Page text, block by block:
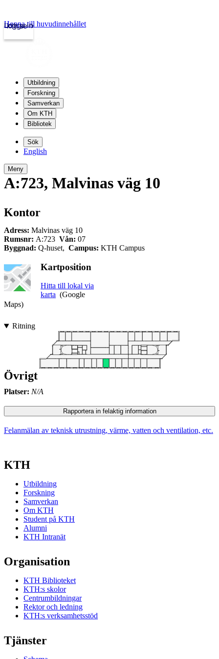
kth.se
Logga in
Hoppa till huvudinnehållet
Utbildning
Forskning
Samverkan
Om KTH
Bibliotek
Sök
English
Meny
A:723, Malvinas väg 10
Kontor
Adress: Malvinas väg 10
Rumsnr: A:723 Vån: 07
Byggnad: Q-huset, Campus: KTH Campus
Kartposition
Hitta till lokal via
karta (Google
Maps)
Ritning
Övrigt
Platser: N/A
Rapportera in felaktig information
Felanmälan av teknisk utrustning, värme, vatten och ventilation, etc.
KTH
Utbildning
Forskning
Samverkan
Om KTH
Student på KTH
Alumni
KTH Intranät
Organisation
KTH Biblioteket
KTH:s skolor
Centrumbildningar
Rektor och ledning
KTH:s verksamhetsstöd
Tjänster